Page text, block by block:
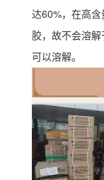
达60%，在高
胶，故不会溶
可以溶解。